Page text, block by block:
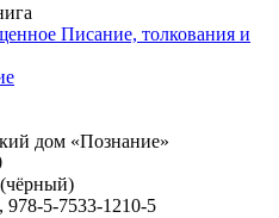
Писание, толкования и
дом «Познание»
978-5-7533-1210-5